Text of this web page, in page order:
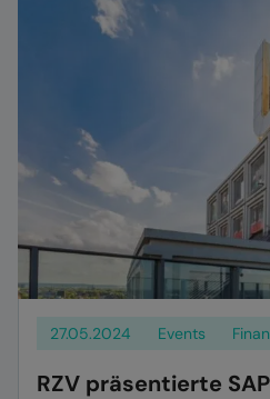
27.05.2024 Events
RZV präsentierte